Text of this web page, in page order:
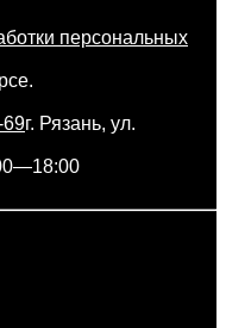
персональных
69г. Рязань, ул.